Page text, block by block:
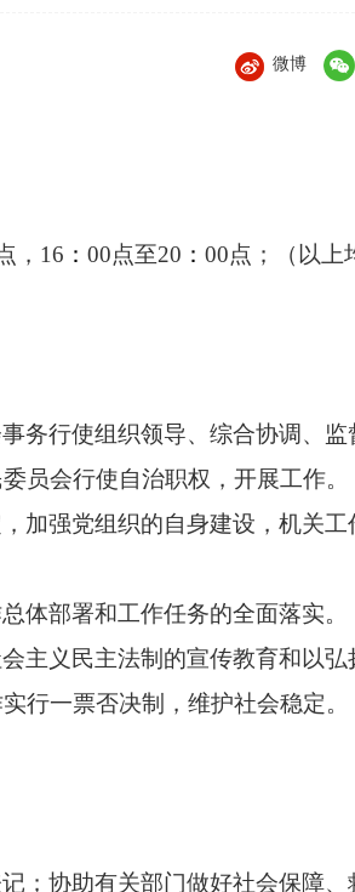
微博
，16 ：00点至20 ：00点；（以上
务行使组织领导、综合协调、监
员会行使自治职权，开展工作。
加强党组织的自身建设，机关工
体部署和工作任务的全面落实。
主义 民主法制 的宣传教育和以弘
行一票否决制，维护社会稳定。
；协助有关部门做好社会保障、